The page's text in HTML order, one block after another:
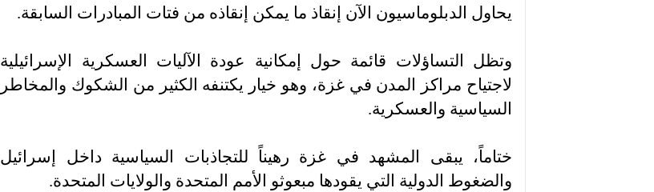
يحاول الدبلوماسيون الآن إنقاذ ما يمكن إنقاذه من فتات المبادرات السابقة.
وتظل التساؤلات قائمة حول إمكانية عودة الآليات العسكرية الإسرائيلية
لاجتياح مراكز المدن في غزة، وهو خيار يكتنفه الكثير من الشكوك والمخاطر
السياسية والعسكرية.
ختاماً، يبقى المشهد في غزة رهيناً للتجاذبات السياسية داخل إسرائيل
والضغوط الدولية التي يقودها مبعوثو الأمم المتحدة والولايات المتحدة.